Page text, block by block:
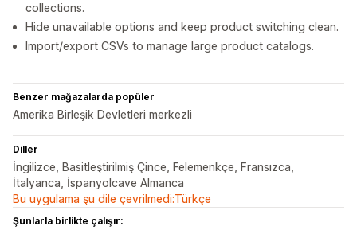
collections.
Hide unavailable options and keep product switching clean.
Import/export CSVs to manage large product catalogs.
Benzer mağazalarda popüler
Amerika Birleşik Devletleri merkezli
Diller
İngilizce, Basitleştirilmiş Çince, Felemenkçe, Fransızca,
İtalyanca, İspanyolcave Almanca
Bu uygulama şu dile çevrilmedi:Türkçe
Şunlarla birlikte çalışır: